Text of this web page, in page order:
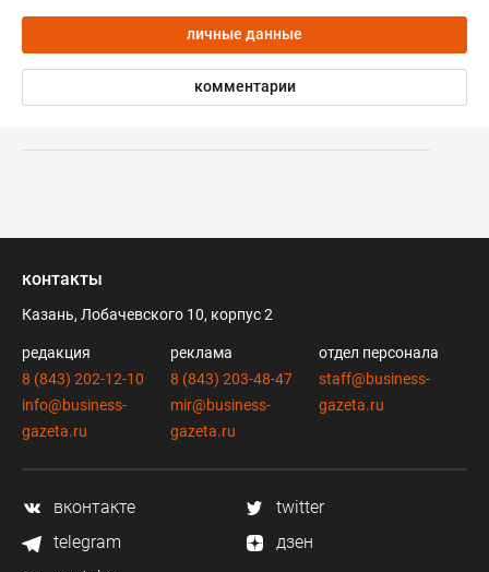
личные данные
комментарии
контакты
Казань, Лобачевского 10, корпус 2
редакция
8 (843) 202-12-10
info@business-
gazeta.ru
реклама
8 (843) 203-48-47
mir@business-
gazeta.ru
отдел персонала
staff@business-
gazeta.ru
вконтакте
twitter
telegram
дзен